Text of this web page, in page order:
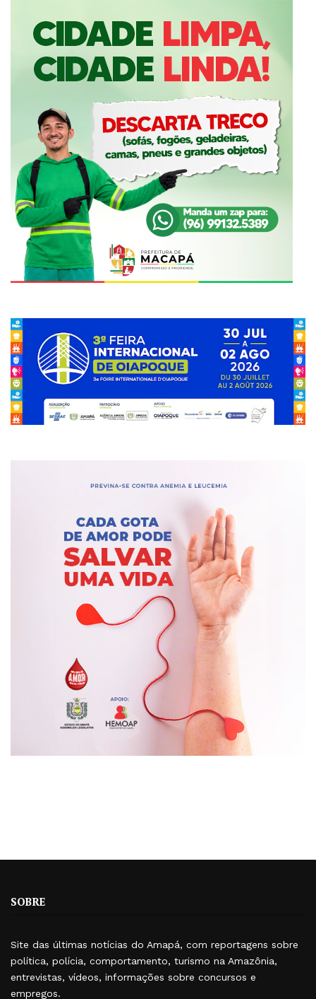
SOBRE
Site das últimas notícias do Amapá, com reportagens sobre
política, polícia, comportamento, turismo na Amazônia,
entrevistas, vídeos, informações sobre concursos e
empregos.